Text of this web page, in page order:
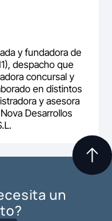
y fundadora de
despacho que
concursal y
en distintos
y asesora
Desarrollos
un